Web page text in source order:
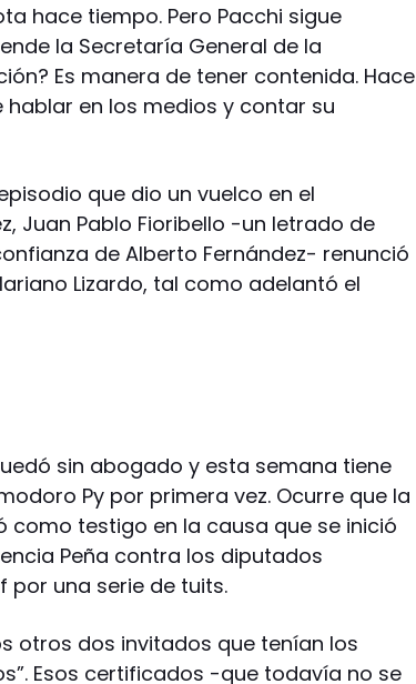
hace tiempo. Pero Pacchi sigue
la Secretaría General de la
Es manera de tener contenida. Hace
en los medios y contar su
que dio un vuelco en el
Juan Pablo Fioribello -un letrado de
de Alberto Fernández- renunció
Lizardo, tal como adelantó el
sin abogado y esta semana tiene
Py por primera vez. Ocurre que la
como testigo en la causa que se inició
Peña contra los diputados
por una serie de tuits.
otros dos invitados que tenían los
Esos certificados -que todavía no se